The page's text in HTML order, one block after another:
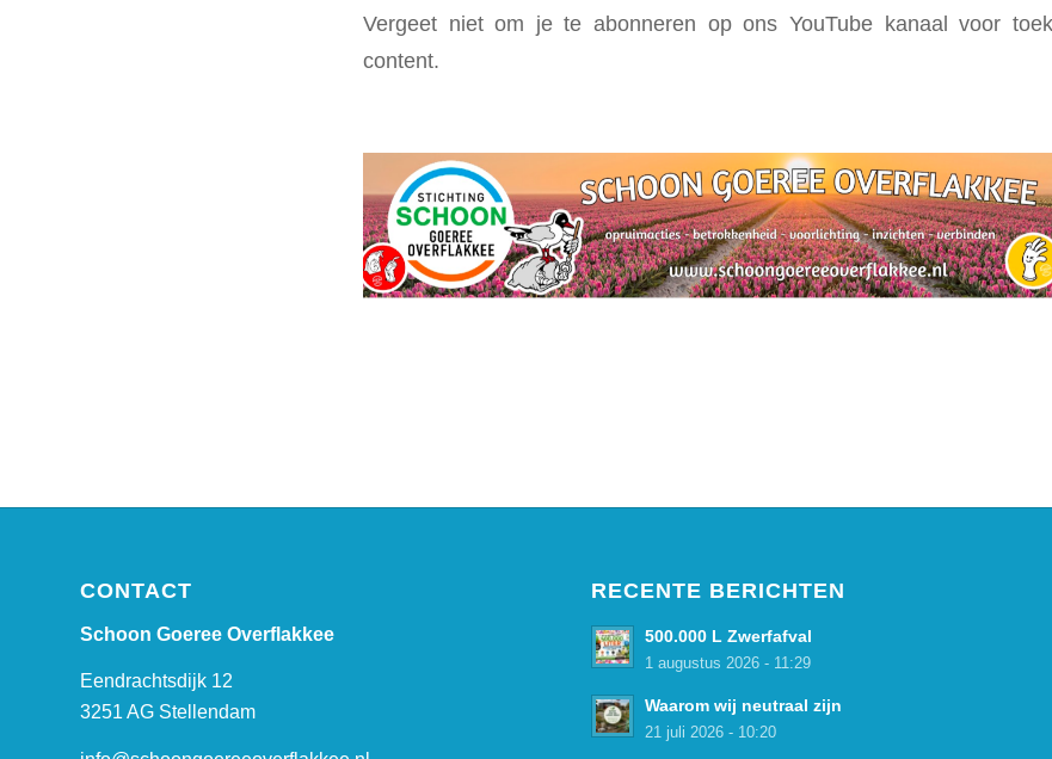
Vergeet niet om je te abonneren op ons YouTube kanaal voor
content.
CONTACT
Schoon Goeree Overflakkee
Eendrachtsdijk 12
3251 AG Stellendam
RECENTE BERICHTEN
500.000 L Zwerfafval
1 augustus 2026 - 11:29
Waarom wij neutraal zijn
21 juli 2026 - 10:20